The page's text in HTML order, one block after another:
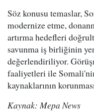
Söz konusu temaslar,
modernize etme,
artırma hedefleri
savunma iş birliğinin
değerlendiriliyor.
faaliyetleri ile
kaynaklarının
Kaynak: Mepa News